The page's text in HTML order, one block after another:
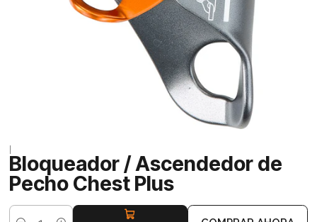
|
Bloqueador / Ascendedor de
Pecho Chest Plus